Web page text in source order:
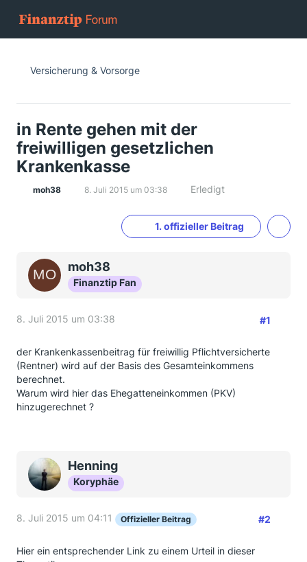
Versicherung & Vorsorge
in Rente gehen mit der
freiwilligen gesetzlichen
Krankenkasse
moh38 8. Juli 2015 um 03:38 Erledigt
1. offizieller Beitrag
moh38
Finanztip Fan
8. Juli 2015 um 03:38 #1
der Krankenkassenbeitrag für freiwillig Pflichtversicherte
(Rentner) wird auf der Basis des Gesamteinkommens
berechnet.
Warum wird hier das Ehegatteneinkommen (PKV)
hinzugerechnet ?
Henning
Koryphäe
8. Juli 2015 um 04:11 Offizieller Beitrag #2
Hier ein entsprechender Link zu einem Urteil in dieser